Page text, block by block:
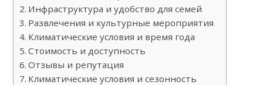
Инфраструктура и удобство для семей
Развлечения и культурные мероприятия
Климатические условия и время года
Стоимость и доступность
Отзывы и репутация
Климатические условия и сезонность